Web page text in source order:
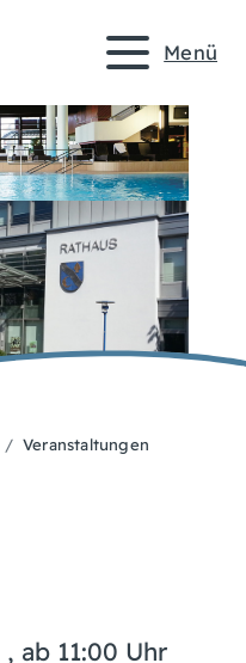
Menü
Veranstaltungen
, ab 11:00 Uhr